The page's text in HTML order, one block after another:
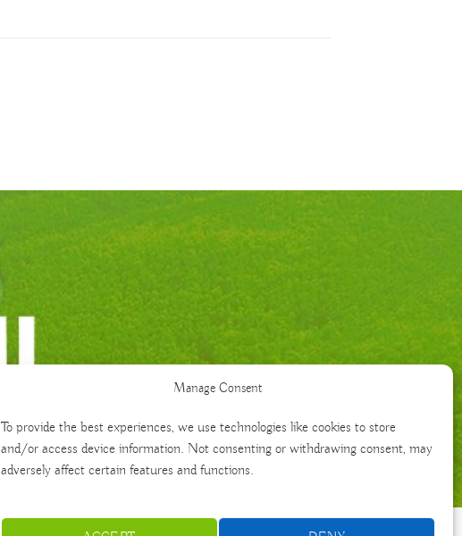
Manage Consent
To provide the best experiences, we use technologies like cookies to store
and/or access device information. Not consenting or withdrawing consent, may
adversely affect certain features and functions.